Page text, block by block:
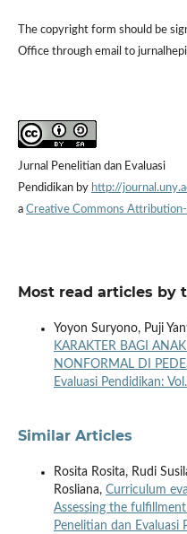
The copyright form should be
Office through email to
Jurnal Penelitian dan Evaluasi
Pendidikan by http://
a Creative Commons
Most read articles by
Yoyon Suryono, Puji
KARAKTER BAGI
NONFORMAL DI
Evaluasi Pendidikan:
Similar Articles
Rosita Rosita, Rudi
Rosliana, Curriculum
Assessing the
Penelitian dan Evaluasi